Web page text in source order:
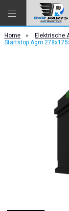
Home » Elektrische
Startstop Agm